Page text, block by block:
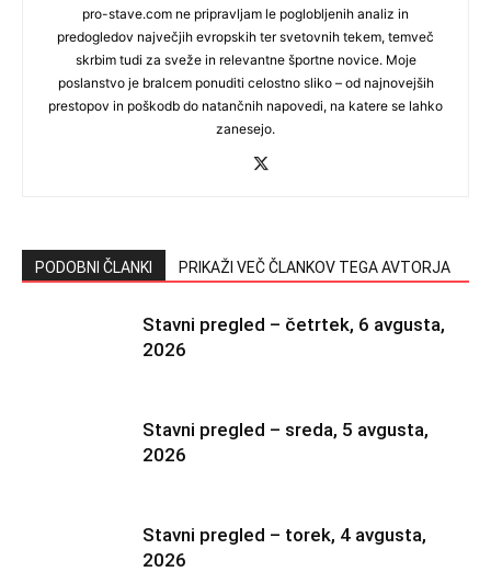
pro-stave.com ne pripravljam le poglobljenih analiz in
predogledov največjih evropskih ter svetovnih tekem, temveč
skrbim tudi za sveže in relevantne športne novice. Moje
poslanstvo je bralcem ponuditi celostno sliko – od najnovejših
prestopov in poškodb do natančnih napovedi, na katere se lahko
zanesejo.
PODOBNI ČLANKI PRIKAŽI VEČ ČLANKOV TEGA AVTORJA
Stavni pregled – četrtek, 6 avgusta,
2026
Stavni pregled – sreda, 5 avgusta,
2026
Stavni pregled – torek, 4 avgusta,
2026